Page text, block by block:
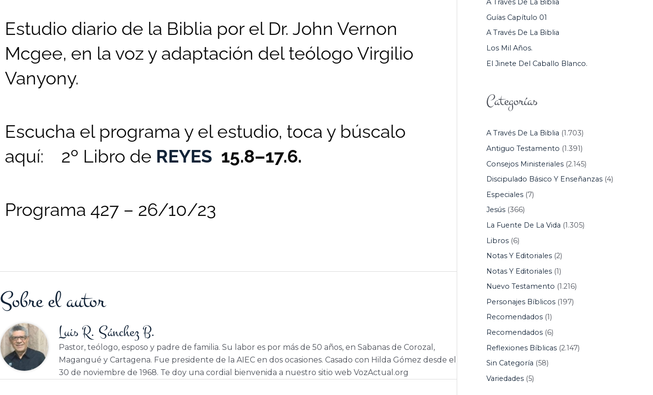
Estudio diario de la Biblia por el Dr. John Vernon
Mcgee, en la voz y adaptación del teólogo Virgilio
Vanyony.
Escucha el programa y el estudio, toca y búscalo
aquí: 2º Libro de REYES 15.8–17.6.
Programa 427 – 26/10/23
Sobre el autor
Luis R. Sánchez B.
Pastor, teólogo, esposo y padre de familia. Su labor es por más de 50 años, en Sabanas de Corozal,
Magangué y Cartagena. Fue presidente de la AIEC en dos ocasiones. Casado con Hilda Gómez desde el
30 de noviembre de 1968. Te doy una cordial bienvenida a nuestro sitio web VozActual.org
R
:
A Través De La Biblia
Guías Capítulo 01
A Través De La Biblia
Los Mil Años.
El Jinete Del Caballo Blanco.
Categorías
A Través De La Biblia (1.703)
Antiguo Testamento (1.391)
Consejos Ministeriales(2.145)
Discipulado Básico Y Enseñanzas(4)
Especiales(7)
Jesús(366)
La Fuente De La Vida (1.305)
Libros(6)
Notas Y Editoriales(2)
Notas Y Editoriales(1)
Nuevo Testamento (1.216)
Personajes Bíblicos(197)
Recomendados(1)
Recomendados(6)
Reflexiones Bíblicas(2.147)
Sin Categoría (58)
Variedades(5)